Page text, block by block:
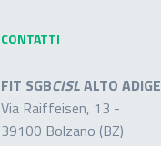
CONTATTI
FIT SGBCISLALTO ADIGE
Via Raiffeisen, 13 -
39100 Bolzano (BZ)